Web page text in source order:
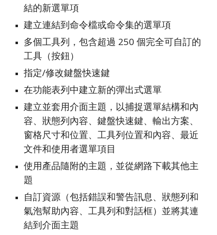
結的新選單項
建立連結到命令檔或命令集的選單項
多個工具列，包含超過 250 個完全可自訂的
工具（按鈕）
指定/修改鍵盤快速鍵
在功能表列中建立新的彈出式選單
建立並套用介面主題，以捕捉選單結構和內
容、狀態列內容、鍵盤快速鍵、輸出方案、
窗格尺寸和位置、工具列位置和內容、最近
文件和使用者選單項目
使用產品隨附的主題，並從網路下載其他主
題
自訂資源（包括錯誤和警告訊息、狀態列和
氣泡幫助內容、工具列和對話框）並將其連
結到介面主題